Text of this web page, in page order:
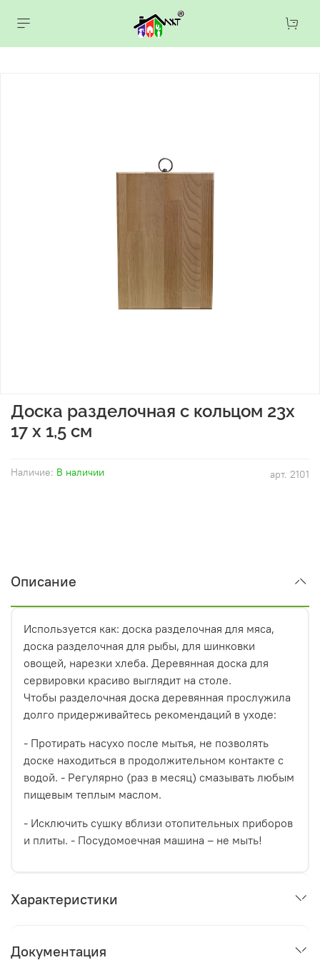
арт. 2101
Наличие: В наличии
Доска разделочная с кольцом 23х
17 х 1,5 см
Описание
Используется как: доска разделочная для мяса,
доска разделочная для рыбы, для шинковки
овощей, нарезки хлеба. Деревянная доска для
сервировки красиво выглядит на столе.
Чтобы разделочная доска деревянная прослужила
долго придерживайтесь рекомендаций в уходе:
- Протирать насухо после мытья, не позволять
доске находиться в продолжительном контакте с
водой. - Регулярно (раз в месяц) смазывать любым
пищевым теплым маслом.
- Исключить сушку вблизи отопительных приборов
и плиты. - Посудомоечная машина – не мыть!
Характеристики
Документация